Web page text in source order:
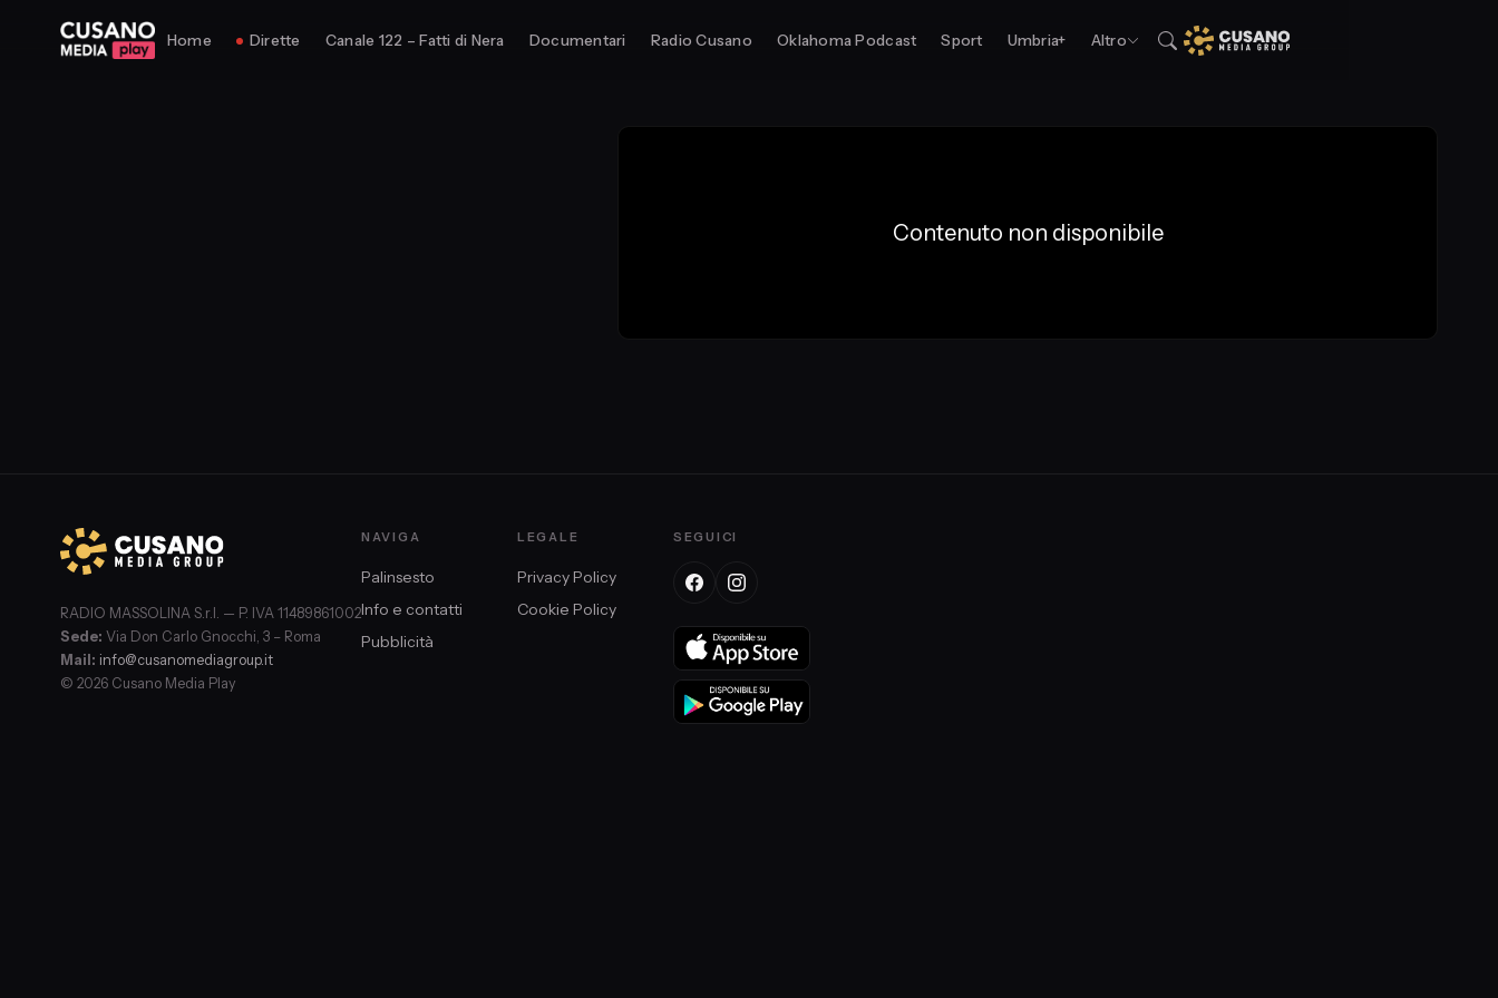
Home Dirette Canale 122 – Fatti di Nera Documentari Radio Cusano Oklahoma Podcast Sport Umbria+ Altro
Contenuto non disponibile
RADIO MASSOLINA S.r.l. — P. IVA 11489861002
Sede: Via Don Carlo Gnocchi, 3 – Roma
Mail: info@cusanomediagroup.it
© 2026 Cusano Media Play
NAVIGA
Palinsesto
Info e contatti
Pubblicità
LEGALE
Privacy Policy
Cookie Policy
SEGUICI